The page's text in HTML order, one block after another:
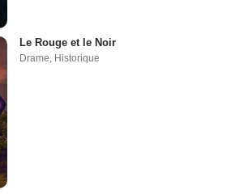
Le Rouge et le Noir
Drame Historique